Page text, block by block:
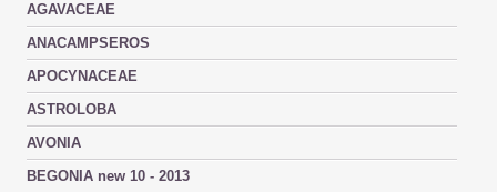
AGAVACEAE
ANACAMPSEROS
APOCYNACEAE
ASTROLOBA
AVONIA
BEGONIA new 10 - 2013